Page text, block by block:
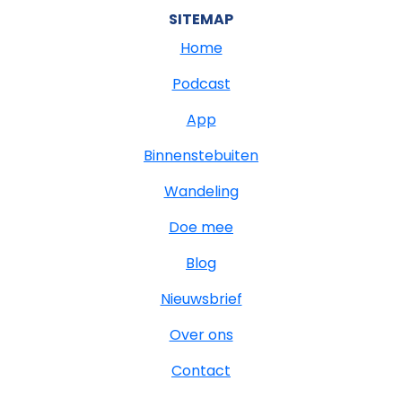
SITEMAP
Home
Podcast
App
Binnenstebuiten
Wandeling
Doe mee
Blog
Nieuwsbrief
Over ons
Contact